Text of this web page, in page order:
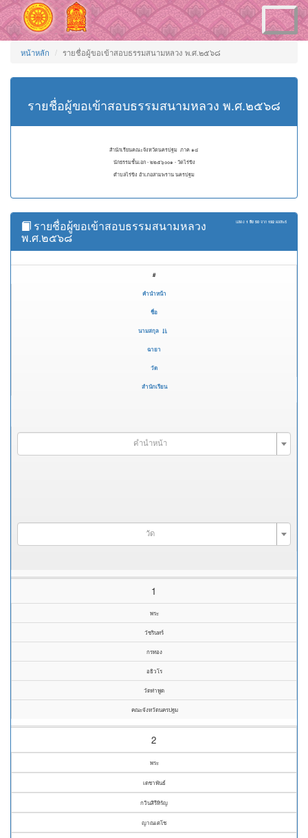
Toggle
navigation
หน้าหลัก รายชื่อผู้ขอเข้าสอบธรรมสนามหลวง พ.ศ.๒๕๖๘
รายชื่อผู้ขอเข้าสอบธรรมสนามหลวง พ.ศ.๒๕๖๘
สำนักเรียนคณะจังหวัดนครปฐม ภาค ๑๔
นักธรรมชั้นเอก - ๒๒๕๖๐๐๑ - วัดไร่ขิง
ตำบลไร่ขิง อำเภอสามพราน นครปฐม
แสดง 1 ถึง 50 จาก 192 ผลลัพธ์
รายชื่อผู้ขอเข้าสอบธรรมสนามหลวง
พ.ศ.๒๕๖๘
#
คำนำหน้า
ชื่อ
นามสกุล
ฉายา
วัด
สำนักเรียน
คำนำหน้า
วัด
1
พระ
วัชรินทร์
กรทอง
อธิวโร
วัดท่าพูด
คณะจังหวัดนครปฐม
2
พระ
เดชาพันธ์
กวินสิรีหิรัญ
ญาณเตโช